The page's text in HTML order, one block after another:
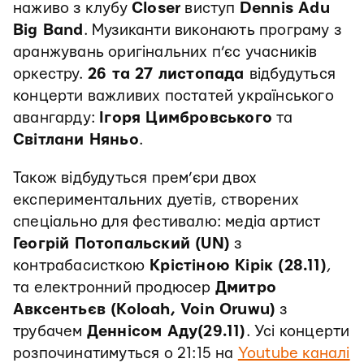
наживо з клубу Closer виступ Dennis Adu
Big Band . Музиканти виконають програму з
аранжувань оригінальних п’єс учасників
оркестру. 26 та 27 листопада відбудуться
концерти важливих постатей українського
авангарду:
Ігоря Цимбровського та
Світлани Няньо.
Також відбудуться прем’єри двох
експериментальних дуетів, створених
спеціально для фестивалю: медіа артист
Геогрій Потопальский (UN) з
контрабасисткою Крістіною Кірік (28.11),
та електронний продюсер Дмитро
Авксентьєв (Koloah, Voin Oruwu) з
трубачем Деннісом Аду(29.11). Усі концерти
розпочинатимуться о 21:15 на Youtube каналі